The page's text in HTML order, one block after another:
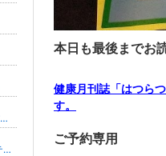
本日も最後までお
健康月刊誌「はつら
す。
ご予約専用
売上UPで楽しいサロン経営と人生を実現する「サロン集客講座」
Riroa's Beauty|ヨガ&ピラティス 女性専用スタジオ|Ex-The Ritz-Carlton Fitness Senior Trainer